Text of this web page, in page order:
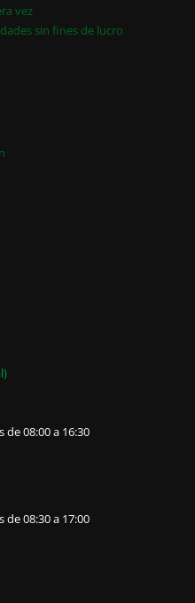
vez
sin fines de lucro
de 08:00 a 16:30
de 08:30 a 17:00